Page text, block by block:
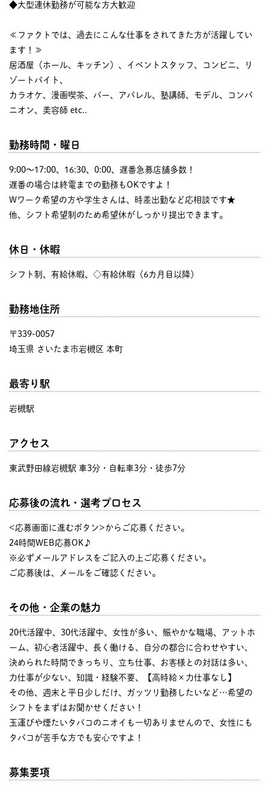
◆大型連休勤務が可能な方大歓迎
≪ファクトでは、過去にこんな仕事をされてきた方が活躍してい
ます！≫
居酒屋（ホール、キッチン）、イベントスタッフ、コンビニ、リ
ゾートバイト、
カラオケ、漫画喫茶、バー、アパレル、塾講師、モデル、コンパ
ニオン、美容師 etc..
勤務時間・曜日
9:00〜17:00、16:30、0:00、遅番急募店舗多数！
遅番の場合は終電までの勤務もOKですよ！
Wワーク希望の方や学生さんは、時差出勤など応相談です★
他、シフト希望制のため希望休がしっかり提出できます。
休日・休暇
シフト制、有給休暇、◇有給休暇（6カ月目以降）
勤務地住所
〒339-0057
埼玉県 さいたま市岩槻区 本町
最寄り駅
岩槻駅
アクセス
東武野田線岩槻駅 車3分・自転車3分・徒歩7分
応募後の流れ・選考プロセス
<応募画面に進むボタン>からご応募ください。
24時間WEB応募OK♪
※必ずメールアドレスをご記入の上ご応募ください。
ご応募後は、メールをご確認ください。
その他・企業の魅力
20代活躍中、30代活躍中、女性が多い、賑やかな職場、アットホ
ーム、初心者活躍中、長く働ける、自分の都合に合わせやすい、
決められた時間できっちり、立ち仕事、お客様との対話は多い、
力仕事が少ない、知識・経験不要、【高時給×力仕事なし】
その他、週末と平日少しだけ、ガッツリ勤務したいなど…希望の
シフトをまずはお聞かせください！
玉運びや煙たいタバコのニオイも一切ありませんので、女性にも
タバコが苦手な方でも安心ですよ！
募集要項